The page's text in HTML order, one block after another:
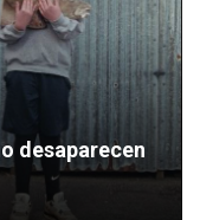
desaparecen